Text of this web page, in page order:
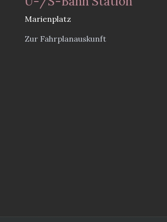
Marienplatz
Zur Fahrplanauskunft